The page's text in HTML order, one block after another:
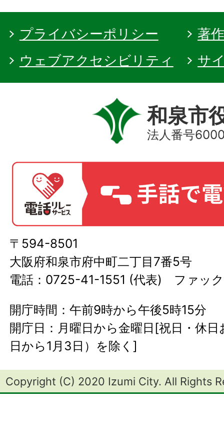
プライバシーポリシー
著
ウェブアクセシビリティ
サ
和泉市
法人番号
〒594-8501
大阪府和泉市府中町二丁目7番5号
電話：0725-41-1551 (代表) ファッ
開庁時間：午前9時から午後5時15分
開庁日：月曜日から金曜日[祝日・休
日から1月3日）を除く]
Copyright (C) 2020 Izumi City. All Rights